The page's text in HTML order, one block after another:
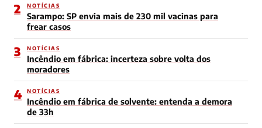
2 NOTÍCIAS
Sarampo: SP envia mais de 230 mil vacinas para
frear casos
3 NOTÍCIAS
Incêndio em fábrica: incerteza sobre volta dos
moradores
4 NOTÍCIAS
Incêndio em fábrica de solvente: entenda a demora
de 33h